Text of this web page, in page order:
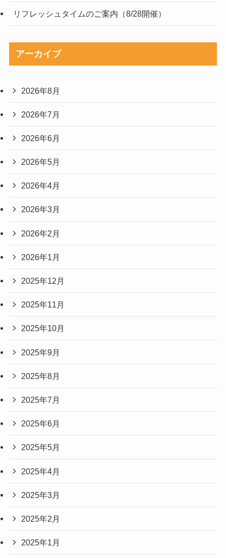
リフレッシュタイムのご案内（8/28開催）
アーカイブ
2026年8月
2026年7月
2026年6月
2026年5月
2026年4月
2026年3月
2026年2月
2026年1月
2025年12月
2025年11月
2025年10月
2025年9月
2025年8月
2025年7月
2025年6月
2025年5月
2025年4月
2025年3月
2025年2月
2025年1月